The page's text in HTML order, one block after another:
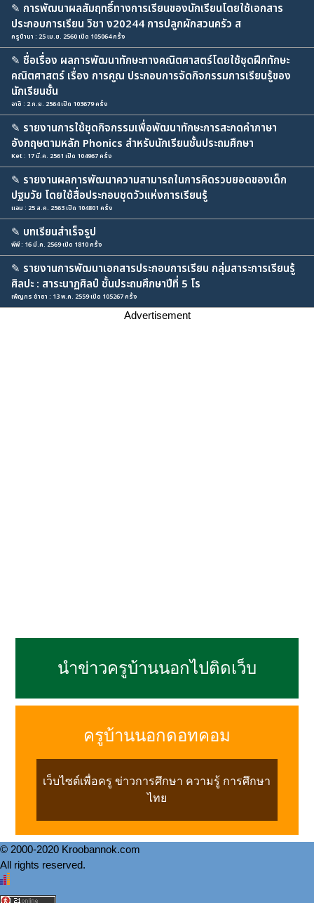
✎ การพัฒนาผลสัมฤทธิ์ทางการเรียนของนักเรียนโดยใช้เอกสาร
ประกอบการเรียน วิชา ง20244 การปลูกผักสวนครัว ส
ครูป้านา : 25 เม.ย. 2560 เปิด 105064 ครั้ง
✎ ชื่อเรื่อง ผลการพัฒนาทักษะทางคณิตศาสตร์โดยใช้ชุดฝึกทักษะ
คณิตศาสตร์ เรื่อง การคูณ ประกอบการจัดกิจกรรมการเรียนรู้ของ
นักเรียนชั้น
อาซิ : 2 ก.ย. 2564 เปิด 103679 ครั้ง
✎ รายงานการใช้ชุดกิจกรรมเพื่อพัฒนาทักษะการสะกดคำภาษา
อังกฤษตามหลัก Phonics สำหรับนักเรียนชั้นประถมศึกษา
Ket : 17 มี.ค. 2561 เปิด 104967 ครั้ง
✎ รายงานผลการพัฒนาความสามารถในการคิดรวบยอดของเด็ก
ปฐมวัย โดยใช้สื่อประกอบชุดวัวแห่งการเรียนรู้
แอม : 25 ส.ค. 2563 เปิด 104801 ครั้ง
✎ บทเรียนสำเร็จรูป
พีพี : 16 มี.ค. 2569 เปิด 1810 ครั้ง
✎ รายงานการพัฒนาเอกสารประกอบการเรียน กลุ่มสาระการเรียนรู้
ศิลปะ : สาระนาฏศิลป์ ชั้นประถมศึกษาปีที่ 5 โร
เพ็ญภร ขำยา : 13 พ.ค. 2559 เปิด 105267 ครั้ง
Advertisement
นำข่าวครูบ้านนอกไปติดเว็บ
ครูบ้านนอกดอทคอม
เว็บไซต์เพื่อครู ข่าวการศึกษา ความรู้ การศึกษา
ไทย
© 2000-2020 Kroobannok.com
All rights reserved.